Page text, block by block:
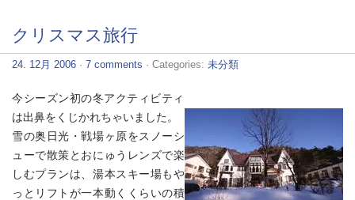
クリスマス旅行
24. 12月 2006 · 7 comments · Categories: 未分類
今シーズン初の冬アクティビティ
は出鼻をくじかれちゃいました。
雪の奥日光・戦場ヶ原をスノーシ
ューで散策とおにゅうレンズで楽
しむプランは、湯本スキー場もや
っとリフトが一本動くくらいの積